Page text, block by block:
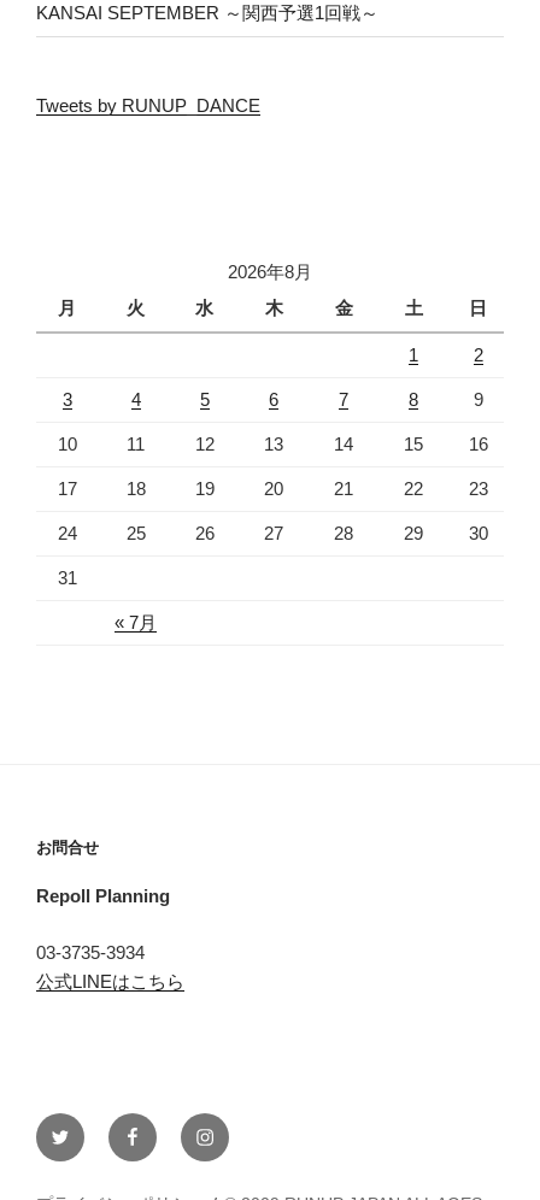
KANSAI SEPTEMBER ～関西予選1回戦～
Tweets by RUNUP_DANCE
2026年8月
月
火 水 木 金 土 日
« 7月
1 2
3 4 5 6 7 8 9
10 11 12 13 14 15 16
17 18 19 20 21 22 23
24 25 26 27 28 29 30
31
お問合せ
Repoll Planning
03-3735-3934
公式LINEはこちら
Twitter Facebookinstagram